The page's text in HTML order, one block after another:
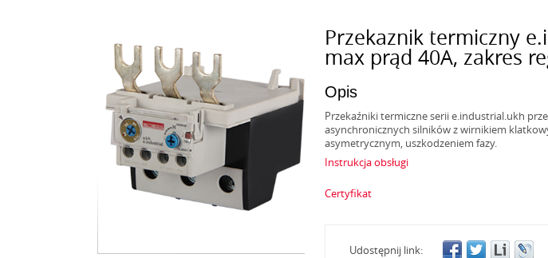
Przekaznik termiczny
max prąd 40А, zakres
Opis
Przekaźniki termiczne serii e.industrial.ukh
asynchronicznych silników z wirnikiem
asymetrycznym, uszkodzeniem fazy.
Instrukcja obsługi
Certyfikat
Udostępnij link: